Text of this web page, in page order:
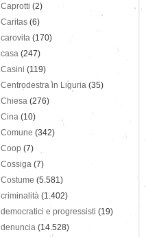
Caprotti (2)
Caritas (6)
carovita (170)
casa (247)
Casini (119)
Centrodestra in Liguria (35)
Chiesa (276)
Cina (10)
Comune (342)
Coop (7)
Cossiga (7)
Costume (5.581)
criminalità (1.402)
democratici e progressisti (19)
denuncia (14.528)